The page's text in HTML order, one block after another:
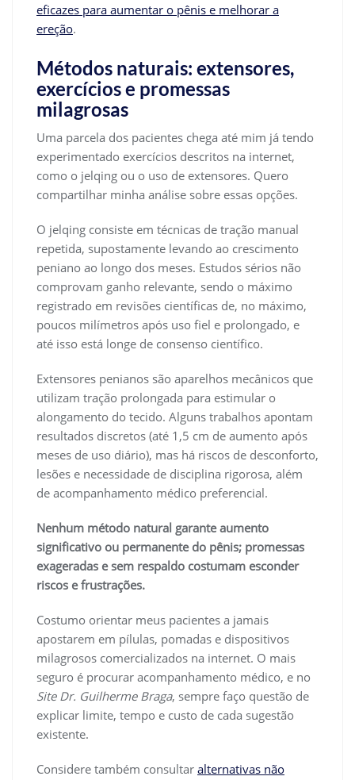
eficazes para aumentar o pênis e melhorar a
ereção.
Métodos naturais: extensores,
exercícios e promessas
milagrosas
Uma parcela dos pacientes chega até mim já tendo
experimentado exercícios descritos na internet,
como o jelqing ou o uso de extensores. Quero
compartilhar minha análise sobre essas opções.
O jelqing consiste em técnicas de tração manual
repetida, supostamente levando ao crescimento
peniano ao longo dos meses. Estudos sérios não
comprovam ganho relevante, sendo o máximo
registrado em revisões científicas de, no máximo,
poucos milímetros após uso fiel e prolongado, e
até isso está longe de consenso científico.
Extensores penianos são aparelhos mecânicos que
utilizam tração prolongada para estimular o
alongamento do tecido. Alguns trabalhos apontam
resultados discretos (até 1,5 cm de aumento após
meses de uso diário), mas há riscos de desconforto,
lesões e necessidade de disciplina rigorosa, além
de acompanhamento médico preferencial.
Nenhum método natural garante aumento
significativo ou permanente do pênis; promessas
exageradas e sem respaldo costumam esconder
riscos e frustrações.
Costumo orientar meus pacientes a jamais
apostarem em pílulas, pomadas e dispositivos
milagrosos comercializados na internet. O mais
seguro é procurar acompanhamento médico, e no
Site Dr. Guilherme Braga, sempre faço questão de
explicar limite, tempo e custo de cada sugestão
existente.
Considere também consultar alternativas não